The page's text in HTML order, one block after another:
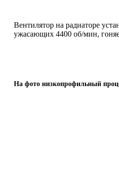
Вентилятор на радиаторе
ужасающих 4400 об/мин,
На фото низкопрофильный